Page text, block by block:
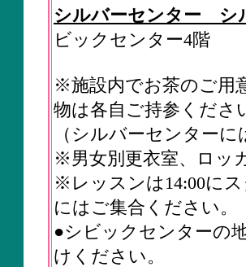
シルバーセンター シ
ビックセンター4階
※施設内でお茶のご用
物は各自ご持参くださ
（シルバーセンター
※男女別更衣室、ロッ
※レッスンは14:00に
にはご集合ください。
●シビックセンターの
けください。